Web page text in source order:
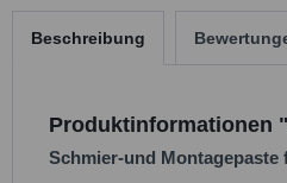
Beschreibung
Produktinformationen
Schmier-und Montagepaste